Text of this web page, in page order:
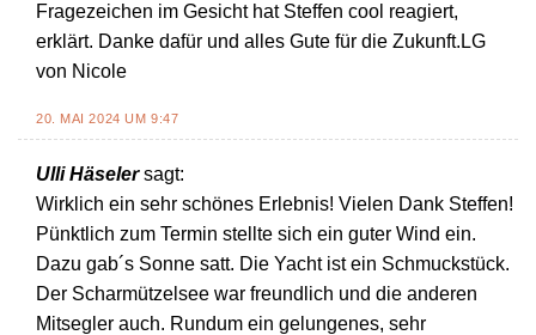
Fragezeichen im Gesicht hat Steffen cool reagiert,
erklärt. Danke dafür und alles Gute für die Zukunft.LG
von Nicole
20. MAI 2024 UM 9:47
Ulli Häseler sagt:
Wirklich ein sehr schönes Erlebnis! Vielen Dank Steffen!
Pünktlich zum Termin stellte sich ein guter Wind ein.
Dazu gab´s Sonne satt. Die Yacht ist ein Schmuckstück.
Der Scharmützelsee war freundlich und die anderen
Mitsegler auch. Rundum ein gelungenes, sehr